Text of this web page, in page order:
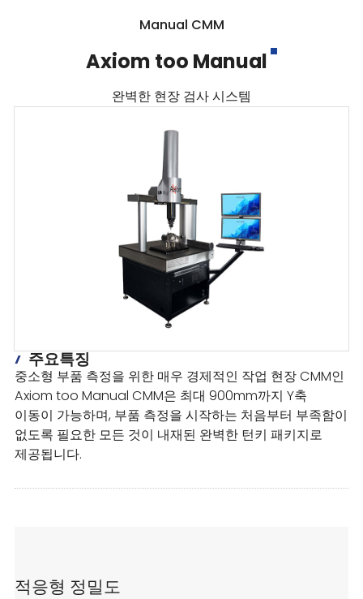
Manual CMM
Axiom too Manual
완벽한 현장 검사 시스템
주요특징
중소형 부품 측정을 위한 매우 경제적인 작업 현장 CMM인
Axiom too Manual CMM은 최대 900mm까지 Y축
이동이 가능하며, 부품 측정을 시작하는 처음부터 부족함이
없도록 필요한 모든 것이 내재된 완벽한 턴키 패키지로
제공됩니다.
적응형 정밀도